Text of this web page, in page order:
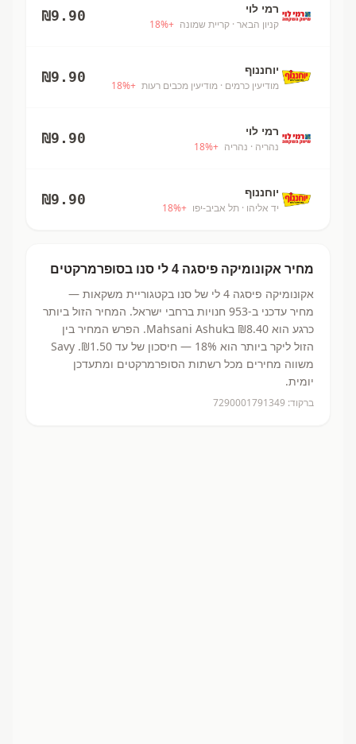
רמי לוי
קניון הבאר · קריית שמונה +
18%
₪9.90
יוחננוף
מודיעין כרמים · מודיעין מכבים רעות +
18%
₪9.90
רמי לוי
נהריה · נהריה +
18%
₪9.90
יוחננוף
יד אליהו · תל אביב-יפו +
18%
₪9.90
מחיר אקונומיקה פיסגה 4 לי סנו בסופרמרקטים
אקונומיקה פיסגה 4 לי של סנו בקטגוריית משקאות —
מחיר עדכני ב-953 חנויות ברחבי ישראל. המחיר הזול ביותר
כרגע הוא ₪8.40
בMahsani Ashuk.
הפרש המחיר בין
הזול ליקר ביותר הוא 18% — חיסכון של עד ₪1.50.
Savy
משווה מחירים מכל רשתות הסופרמרקטים ומתעדכן
יומית.
ברקוד: 7290001791349